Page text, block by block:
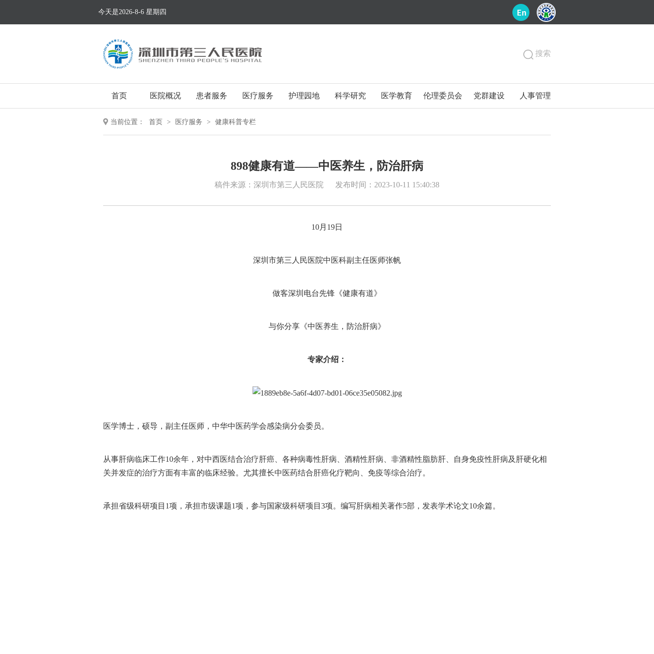
今天是2026-8-6 星期四
搜索
首页 医院概况 患者服务 医疗服务 护理园地 科学研究 医学教育 伦理委员会 党群建设 人事管理
当前位置： 首页 > 医疗服务 > 健康科普专栏
898健康有道——中医养生，防治肝病
稿件来源：深圳市第三人民医院 发布时间：2023-10-11 15:40:38
10月19日
深圳市第三人民医院中医科副主任医师张帆
做客深圳电台先锋《健康有道》
与你分享《中医养生，防治肝病》
专家介绍：
医学博士，硕导，副主任医师，中华中医药学会感染病分会委员。
从事肝病临床工作10余年，对中西医结合治疗肝癌、各种病毒性肝病、酒精性肝病、非酒精性脂肪肝、自身免疫性肝病及肝硬化相
关并发症的治疗方面有丰富的临床经验。尤其擅长中医药结合肝癌化疗靶向、免疫等综合治疗。
承担省级科研项目1项，承担市级课题1项，参与国家级科研项目3项。编写肝病相关著作5部，发表学术论文10余篇。